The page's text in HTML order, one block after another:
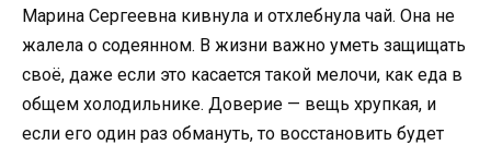
Марина Сергеевна кивнула и отхлебнула чай. Она не
жалела о содеянном. В жизни важно уметь защищать
своё, даже если это касается такой мелочи, как еда в
общем холодильнике. Доверие — вещь хрупкая, и
если его один раз обмануть, то восстановить будет